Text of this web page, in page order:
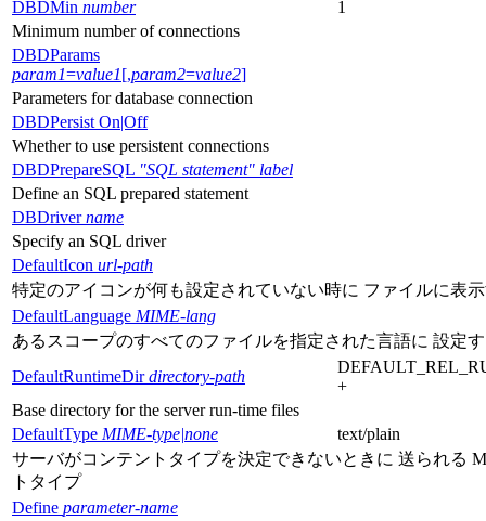
DBDMin number
1
Minimum number of connections
DBDParams
param1=value1[,param2=value2]
Parameters for database connection
DBDPersist On|Off
Whether to use persistent connections
DBDPrepareSQL "SQL statement" label
Define an SQL prepared statement
DBDrivername
Specify an SQL driver
DefaultIcon url-path
特定のアイコンが何も設定されていない時に ファイルに表
DefaultLanguage MIME-lang
あるスコープのすべてのファイルを指定された言語に 設定
DefaultRuntimeDirdirectory-path
+
Base directory for the server run-time files
DefaultType MIME-type|none
text/plain
サーバがコンテントタイプを決定できないときに 送られる
トタイプ
Define parameter-name